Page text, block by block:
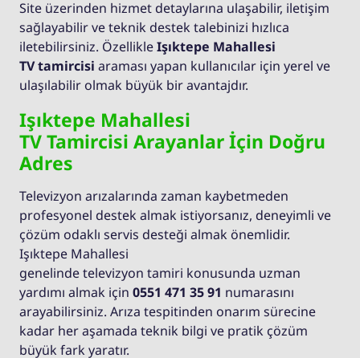
Site üzerinden hizmet detaylarına ulaşabilir, iletişim
sağlayabilir ve teknik destek talebinizi hızlıca
iletebilirsiniz. ÖzellikleIşıktepe Mahallesi
TV tamircisi araması yapan kullanıcılar için yerel ve
ulaşılabilir olmak büyük bir avantajdır.
Işıktepe Mahallesi
TV Tamircisi Arayanlar İçin Doğru
Adres
Televizyon arızalarında zaman kaybetmeden
profesyonel destek almak istiyorsanız, deneyimli ve
çözüm odaklı servis desteği almak önemlidir.
Işıktepe Mahallesi
genelinde televizyon tamiri konusunda uzman
yardımı almak için 0551 471 35 91 numarasını
arayabilirsiniz. Arıza tespitinden onarım sürecine
kadar her aşamada teknik bilgi ve pratik çözüm
büyük fark yaratır.